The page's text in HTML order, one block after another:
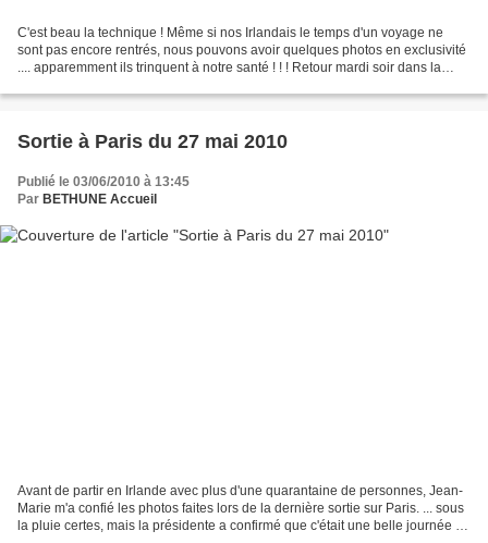
C'est beau la technique ! Même si nos Irlandais le temps d'un voyage ne
sont pas encore rentrés, nous pouvons avoir quelques photos en exclusivité
.... apparemment ils trinquent à notre santé ! ! ! Retour mardi soir dans la
Sortie à Paris du 27 mai 2010
Publié le 03/06/2010 à 13:45
Par BETHUNE Accueil
Avant de partir en Irlande avec plus d'une quarantaine de personnes, Jean-
Marie m'a confié les photos faites lors de la dernière sortie sur Paris. ... sous
la pluie certes, mais la présidente a confirmé que c'était une belle journée de